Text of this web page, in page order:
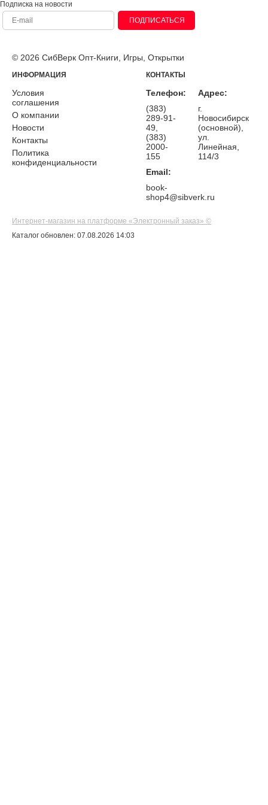
Подписка на новости
ПОДПИСАТЬСЯ
© 2026 СибВерк Опт-Книги, Игры, Открытки
ИНФОРМАЦИЯ
Условия
соглашения
О компании
Новости
Контакты
Политика
конфиденциальности
КОНТАКТЫ
Телефон:
(383)
289-91-
49,
(383)
2000-
155
Email:
book-
shop4@sibverk.ru
Адрес:
г.
Новосибирск
(основной),
ул.
Линейная,
114/3
Интернет-магазин на платформе «Электронный заказ» ©
Каталог обновлен: 07.08.2026 14:03